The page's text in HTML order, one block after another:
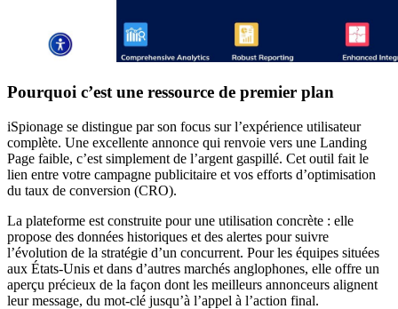
Pourquoi c’est une ressource de premier plan
iSpionage se distingue par son focus sur l’expérience utilisateur
complète. Une excellente annonce qui renvoie vers une Landing
Page faible, c’est simplement de l’argent gaspillé. Cet outil fait le
lien entre votre campagne publicitaire et vos efforts d’optimisation
du taux de conversion (CRO).
La plateforme est construite pour une utilisation concrète : elle
propose des données historiques et des alertes pour suivre
l’évolution de la stratégie d’un concurrent. Pour les équipes situées
aux États-Unis et dans d’autres marchés anglophones, elle offre un
aperçu précieux de la façon dont les meilleurs annonceurs alignent
leur message, du mot-clé jusqu’à l’appel à l’action final.